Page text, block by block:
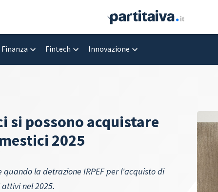
Finanza Fintech Innovazione
si possono acquistare
2025
la detrazione IRPEF per l'acquisto di
nel 2025.